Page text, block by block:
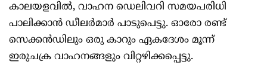
കാലയളവില്‍, വാഹന ഡെലിവറി സമയപരിധി
പാലിക്കാന്‍ ഡീലര്‍മാര്‍ പാടുപെട്ടു. ഓരോ രണ്ട്
സെക്കന്‍ഡിലും ഒരു കാറും ഏകദേശം മൂന്ന്
ഇരുചക്ര വാഹനങ്ങളും വിറ്റഴിക്കപ്പെട്ടു.